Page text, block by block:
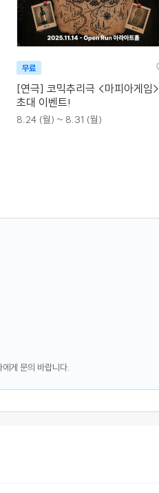
무료
[연극] 코믹추리극 <마피아게임>
초대 이벤트!
8.24 (월) ~ 8.31 (월)
게 문의 바랍니다.